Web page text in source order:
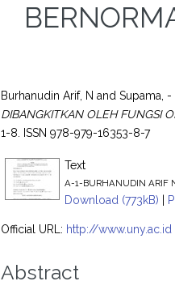
Burhanudin Arif, N andSupama, -
DIBANGKITKAN OLEH FUNGSI
1-8. ISSN 978-979-16353-8-7
Text
A-1-BURHANUDIN ARIF
Download (773kB) |
Official URL: http://www.uny.ac.id
Abstract